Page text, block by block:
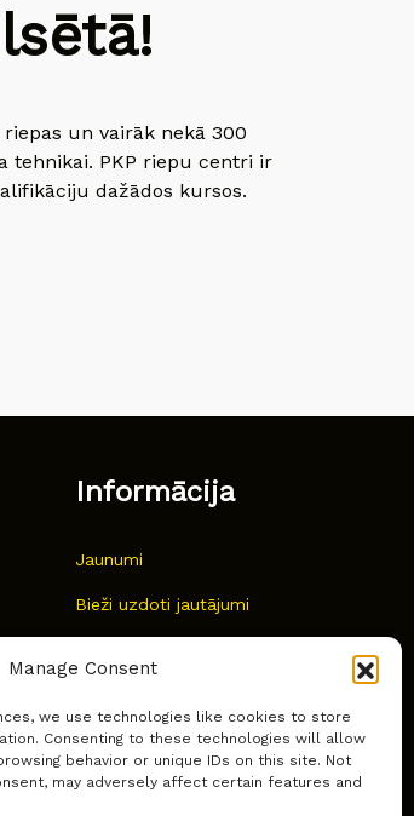
Manage Consent
we use technologies like cookies to store
Consenting to these technologies will allow
behavior or unique IDs on this site. Not
may adversely affect certain features and
un vairāk nekā 300
tehnikai. PKP riepu centri ir
dažādos kursos.
Informācija
Jaunumi
Bieži uzdoti jautājumi